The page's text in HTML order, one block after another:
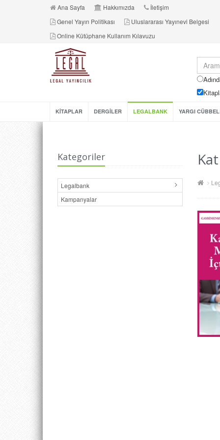
Ana Sayfa Hakkımızda
İletişim
Genel Yayın Politikası
Uluslararası Yayınevi Belgesi
Online Kütüphane Kullanım Kılavuzu
KİTAPLAR DERGİLER LEGALBANK YARGI
Kategoriler
Legalbank
Kampanyalar